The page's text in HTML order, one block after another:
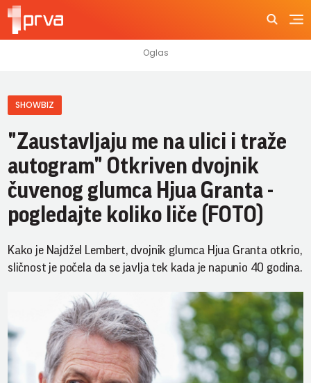
SHOWBIZ
"Zaustavljaju me na ulici i traže
autogram" Otkriven dvojnik
čuvenog glumca Hjua Granta -
pogledajte koliko liče (FOTO)
Kako je Najdžel Lembert, dvojnik glumca Hjua Granta otkrio,
sličnost je počela da se javlja tek kada je napunio 40 godina.